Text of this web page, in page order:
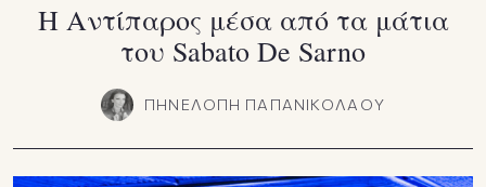
Η Αντίπαρος μέσα από τα μάτια
του Sabato De Sarno
ΠΗΝΕΛΟΠΗ ΠΑΠΑΝΙΚΟΛΑΟΥ